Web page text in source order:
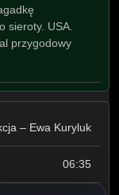
sieroty. USA.
przygodowy
– Ewa Kuryluk
06:35